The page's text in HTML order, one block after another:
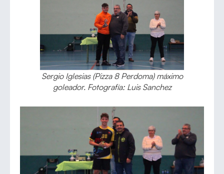
Sergio Iglesias (Pizza 8 Perdoma) máximo
goleador. Fotografía: Luis Sanchez